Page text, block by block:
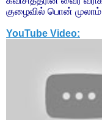
குழைவில் பொன் முலாம்
YouTube Video: